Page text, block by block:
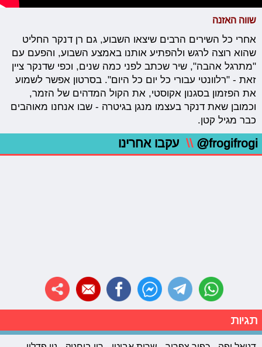
שווה האזנה
אחרי כל השירים הרבים שיצאו השבוע, גם רן דנקר החליט
שהוא רוצה לרגש ולהפתיע אותנו באמצע השבוע, והפעם עם
"מתרגל אהבה", שיר שכתב לפני כמה שנים, וכפי שדנקר ציין
זאת - "רלוונטי עבורי כל יום כל היום". בסרטון אפשר לשמוע
את הפזמון בסגנון אקוסטי, את הקול המדהים של הזמר,
וכמובן שאת דנקר בעצמו מנגן בגיטרה - שבו אנחנו מאוהבים
כבר מגיל קטן.
@frogifrogi
\\ עקבו אחרינו
תגיות